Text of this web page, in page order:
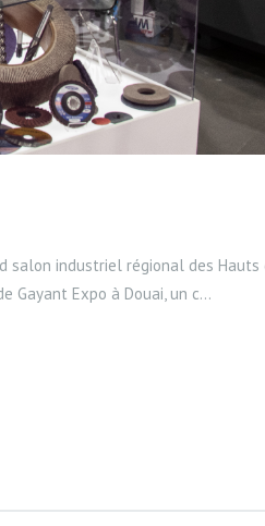
salon industriel régional des Hauts
Gayant Expo à Douai, un c...